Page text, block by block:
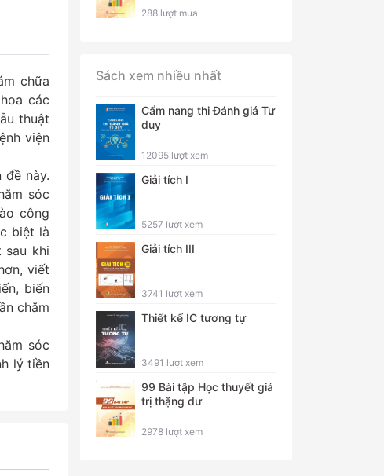
chữa
các
thuật
viện
này.
sóc
công
biệt là
sau khi
viết
biến
chăm
sóc
lý tiền
288 lượt mua
Sách xem nhiều nhất
Cẩm nang thi Đánh giá Tư
duy
12095 lượt xem
Giải tích I
5257 lượt xem
Giải tích III
3741 lượt xem
Thiết kế IC tương tự
3491 lượt xem
99 Bài tập Học thuyết giá
trị thặng dư
2978 lượt xem